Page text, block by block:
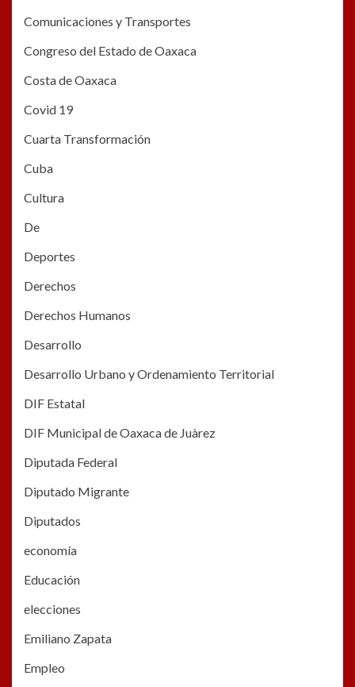
Comunicaciones y Transportes
Congreso del Estado de Oaxaca
Costa de Oaxaca
Covid 19
Cuarta Transformación
Cuba
Cultura
De
Deportes
Derechos
Derechos Humanos
Desarrollo
Desarrollo Urbano y Ordenamiento Territorial
DIF Estatal
DIF Municipal de Oaxaca de Juàrez
Diputada Federal
Diputado Migrante
Diputados
economía
Educación
elecciones
Emiliano Zapata
Empleo